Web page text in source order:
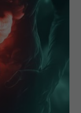
intestinale